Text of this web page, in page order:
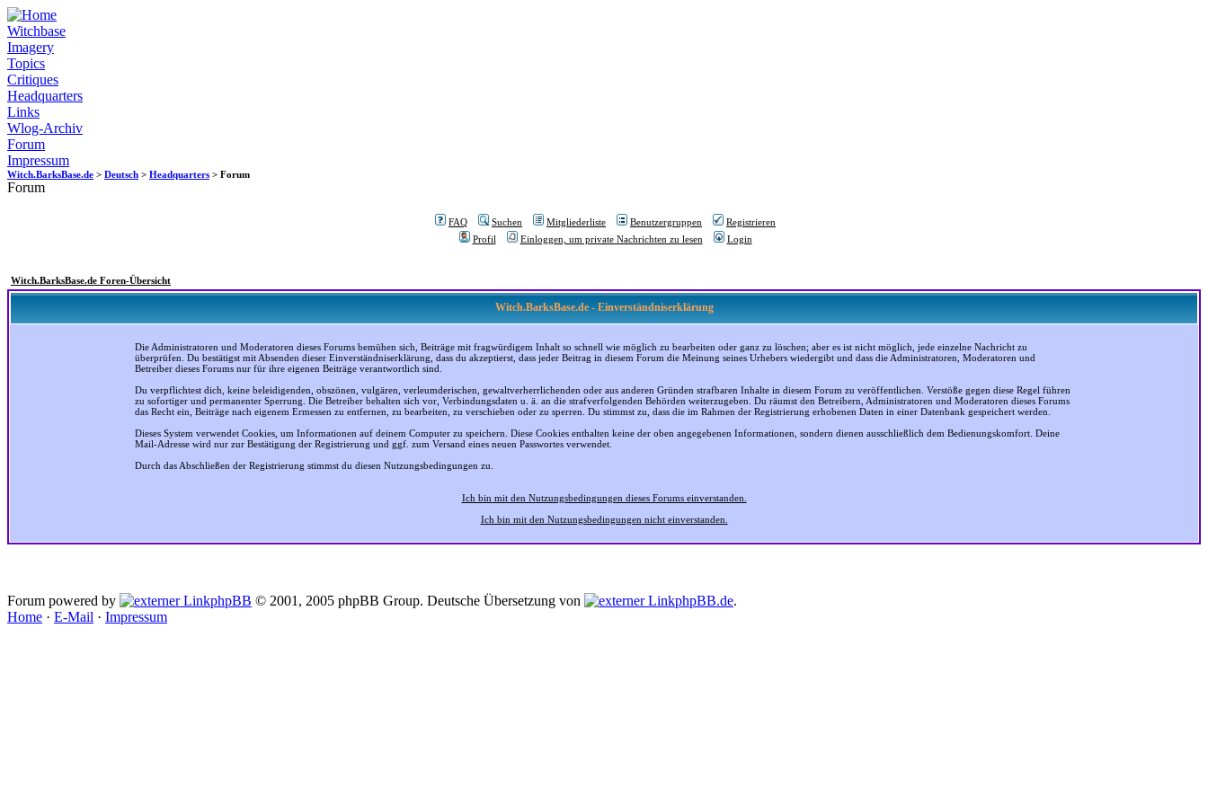
Witchbase
Imagery
Topics
Critiques
Headquarters
Links
Wlog-Archiv
Forum
Impressum
Witch.BarksBase.de > Deutsch > Headquarters > Forum
Forum
FAQ Suchen Mitgliederliste Benutzergruppen
Registrieren
Profil
Einloggen, um private Nachrichten zu lesen Login
Witch.BarksBase.de Foren-Übersicht
Witch.BarksBase.de - Einverständniserklärung
Die Administratoren und Moderatoren dieses Forums bemühen sich, Beiträge mit fragwürdigem Inhalt so schnell wie möglich zu bearbeiten oder ganz zu löschen; aber es ist nicht möglich, jede einzelne Nachricht zu
überprüfen. Du bestätigst mit Absenden dieser Einverständniserklärung, dass du akzeptierst, dass jeder Beitrag in diesem Forum die Meinung seines Urhebers wiedergibt und dass die Administratoren, Moderatoren und
Betreiber dieses Forums nur für ihre eigenen Beiträge verantwortlich sind.
Du verpflichtest dich, keine beleidigenden, obszönen, vulgären, verleumderischen, gewaltverherrlichenden oder aus anderen Gründen strafbaren Inhalte in diesem Forum zu veröffentlichen. Verstöße gegen diese Regel führen
zu sofortiger und permanenter Sperrung. Die Betreiber behalten sich vor, Verbindungsdaten u. ä. an die strafverfolgenden Behörden weiterzugeben. Du räumst den Betreibern, Administratoren und Moderatoren dieses Forums
das Recht ein, Beiträge nach eigenem Ermessen zu entfernen, zu bearbeiten, zu verschieben oder zu sperren. Du stimmst zu, dass die im Rahmen der Registrierung erhobenen Daten in einer Datenbank gespeichert werden.
Dieses System verwendet Cookies, um Informationen auf deinem Computer zu speichern. Diese Cookies enthalten keine der oben angegebenen Informationen, sondern dienen ausschließlich dem Bedienungskomfort. Deine
Mail-Adresse wird nur zur Bestätigung der Registrierung und ggf. zum Versand eines neuen Passwortes verwendet.
Durch das Abschließen der Registrierung stimmst du diesen Nutzungsbedingungen zu.
Ich bin mit den Nutzungsbedingungen dieses Forums einverstanden.
Ich bin mit den Nutzungsbedingungen nicht einverstanden.
Forum powered by phpBB © 2001, 2005 phpBB Group. Deutsche Übersetzung von phpBB.de.
Home · E-Mail · Impressum